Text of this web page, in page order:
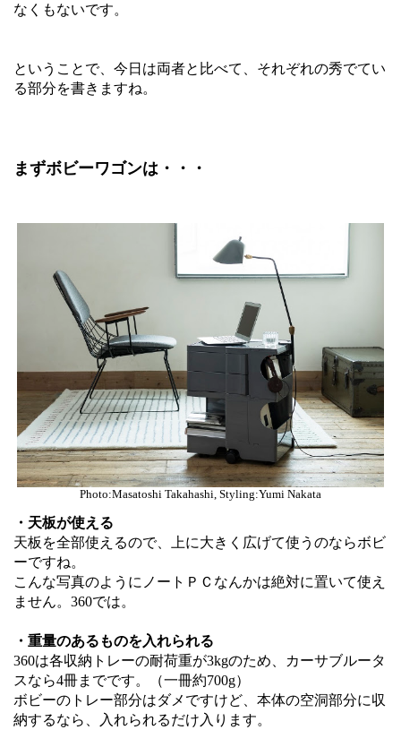
なくもないです。
ということで、今日は両者と比べて、それぞれの秀でてい
る部分を書きますね。
まずボビーワゴンは・・・
Photo:Masatoshi Takahashi, Styling:Yumi Nakata
・天板が使える
天板を全部使えるので、上に大きく広げて使うのならボビ
ーですね。
こんな写真のようにノートＰＣなんかは絶対に置いて使え
ません。360では。
・重量のあるものを入れられる
360は各収納トレーの耐荷重が3kgのため、カーサブルータ
スなら4冊までです。（一冊約700g）
ボビーのトレー部分はダメですけど、本体の空洞部分に収
納するなら、入れられるだけ入ります。